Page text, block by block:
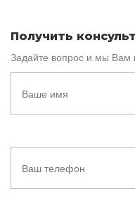
Получить
Задайте вопрос и мы